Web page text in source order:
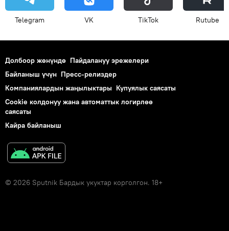
Telegram VK ТikТоk Rutube
Долбоор жөнүндө Пайдалануу эрежелери
Байланыш үчүн Пресс-релиздер
Компаниялардын жаңылыктары Купуялык саясаты
Cookie колдонуу жана автоматтык логирлөө
саясаты
Кайра байланыш
© 2026 Sputnik Бардык укуктар корголгон. 18+